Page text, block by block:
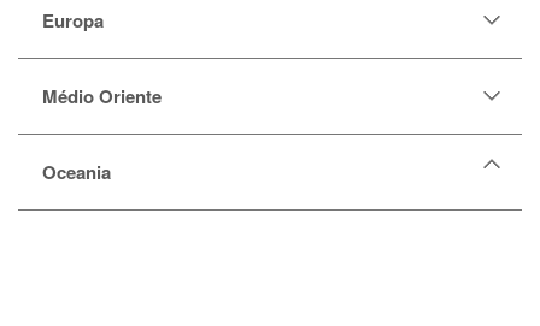
Europa
Médio Oriente
Oceania
Austrália